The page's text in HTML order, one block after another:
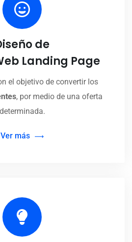
de
Landing Page
el objetivo de convertir los
, por medio de una oferta
determinada.
Ver más